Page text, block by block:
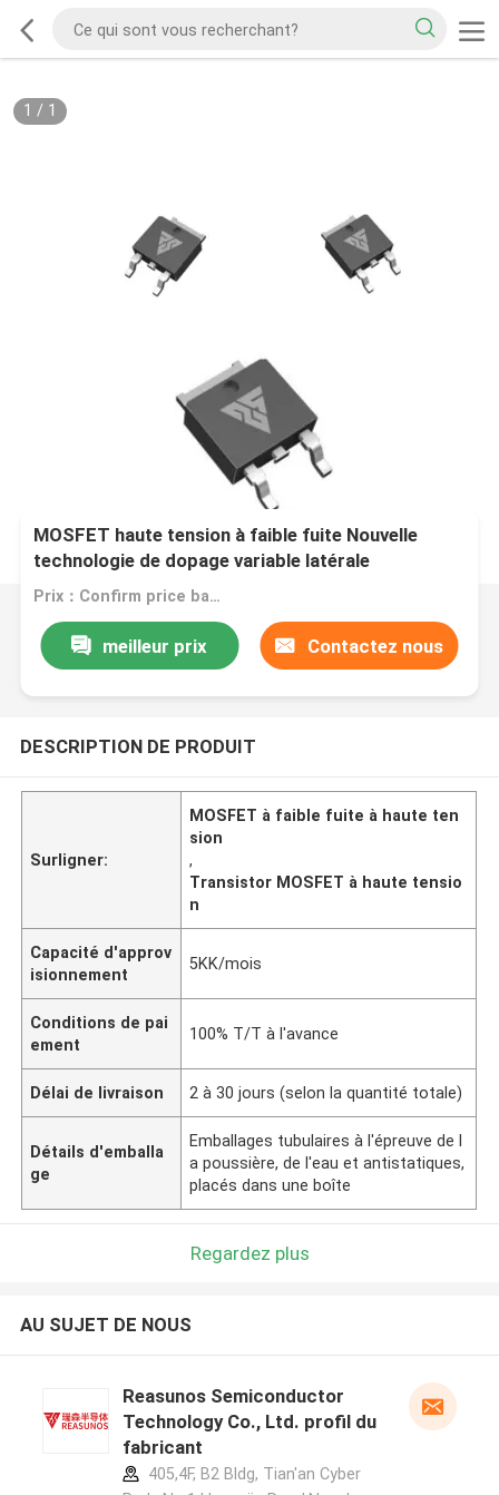
1 / 1
MOSFET haute tension à faible fuite Nouvelle
technologie de dopage variable latérale
Prix：Confirm price based on product
meilleur prix Contactez nous
DESCRIPTION DE PRODUIT
Surligner:
MOSFET à faible fuite à haute ten
sion
,
Transistor MOSFET à haute tensio
n
Capacité d'approv
isionnement
5KK/mois
Conditions de pai
ement
100% T/T à l'avance
Délai de livraison 2 à 30 jours (selon la quantité totale)
Détails d'emballa
ge
Emballages tubulaires à l'épreuve de l
a poussière, de l'eau et antistatiques,
placés dans une boîte
Regardez plus
AU SUJET DE NOUS
Reasunos Semiconductor
Technology Co., Ltd. profil du
fabricant
405,4F, B2 Bldg, Tian'an Cyber